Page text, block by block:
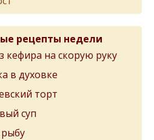
рецепты недели
кефира на скорую руку
в духовке
торт
суп